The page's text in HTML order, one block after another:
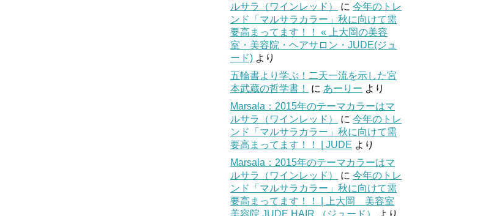
ルサラ（ワインレッド）
に 今年のトレ
ンド「マルサラカラー」秋に向けて需
要高まってます！！ « 上大岡の美容
室・美容院・ヘアサロン・JUDE(ジュ
ード) より
五輪書より学ぶ！二天一流を示した宮
本武蔵の哲学書！
に あーりー より
Marsala：2015年のテーマカラーはマ
ルサラ（ワインレッド）
に 今年のトレ
ンド「マルサラカラー」秋に向けて需
要高まってます！！ | JUDE より
Marsala：2015年のテーマカラーはマ
ルサラ（ワインレッド）
に 今年のトレ
ンド「マルサラカラー」秋に向けて需
要高まってます！！ | 上大岡 美容室